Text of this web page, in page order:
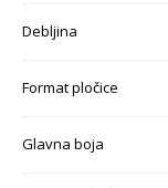
Debljina
Format pločice
Glavna boja